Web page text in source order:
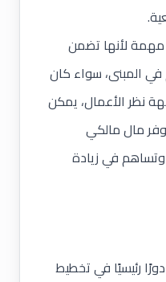
مهمة لأنها تضمن
المبنى، سواء كان
نظر الأعمال، يمكن
مال مالكي
في زيادة
رئيسيًا في تخطيط